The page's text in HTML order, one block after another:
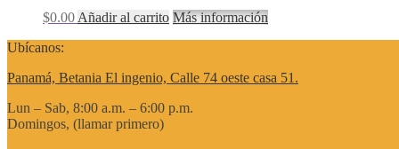
$0.00 Añadir al carrito Más información
Ubícanos:
Panamá, Betania El ingenio, Calle 74 oeste casa 51.
Lun – Sab, 8:00 a.m. – 6:00 p.m.
Domingos, (llamar primero)